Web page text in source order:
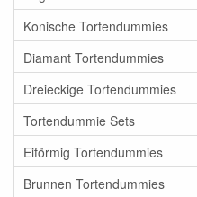
Konische Tortendummies
Diamant Tortendummies
Dreieckige Tortendummies
Tortendummie Sets
Eiförmig Tortendummies
Brunnen Tortendummies